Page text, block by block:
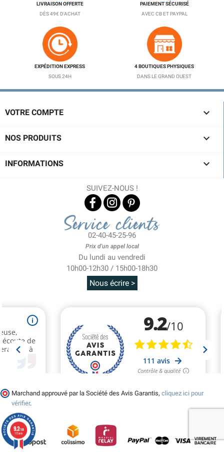
LIVRAISON OFFERTE
DÈS 49€ D'ACHAT
PAIEMENT SÉCURISÉ
AVEC CB ET PAYPAL
EXPÉDITION EXPRESS
SOUS 24H
4 BOUTIQUES PHYSIQUES
DANS LE GRAND OUEST
VOTRE COMPTE 
NOS PRODUITS 
INFORMATIONS 
SUIVEZ-NOUS !
Service clients
02-40-45-25-96
Prix d'un appel local
Du lundi au vendredi
10h00-12h30 / 15h00-18h30
Nous écrire >
Marchand approuvé par la Société des Avis Garantis, cliquez ici pour
vérifier.
9.2/10
111 avis